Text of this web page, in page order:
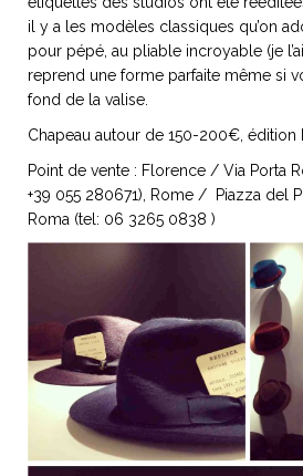
il y a les modèles classiques qu’on
pour pépé, au pliable incroyable (je
reprend une forme parfaite même si
fond de la valise.
Chapeau autour de 150-200€, édition
Point de vente : Florence / Via Porta
+39 055 280671), Rome / Piazza del
Roma (tel: 06 3265 0838 )